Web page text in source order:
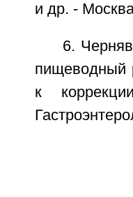
и др. -
6.
пищеводный
к